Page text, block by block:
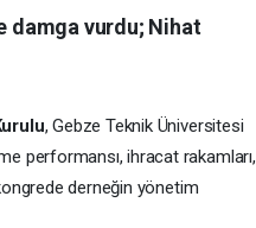
damga vurdu; Nihat
, Gebze Teknik Üniversitesi
performansı, ihracat rakamları,
derneğin yönetim